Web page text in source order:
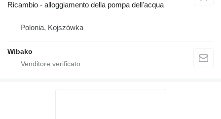
Ricambio - alloggiamento della pompa dell'acqua
Polonia, Kojszówka
Wibako